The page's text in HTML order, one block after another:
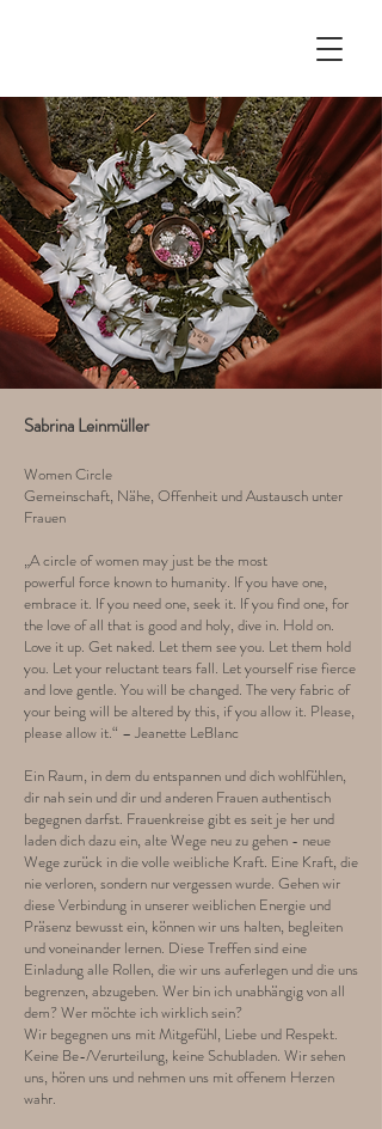
Sabrina Leinmüller
Women Circle
Gemeinschaft, Nähe, Offenheit und Austausch unter
Frauen
„A circle of women may just be the most
powerful force known to humanity. If you have one,
embrace it. If you need one, seek it. If you find one, for
the love of all that is good and holy, dive in. Hold on.
Love it up. Get naked. Let them see you. Let them hold
you. Let your reluctant tears fall. Let yourself rise fierce
and love gentle. You will be changed. The very fabric of
your being will be altered by this, if you allow it. Please,
please allow it.“ – Jeanette LeBlanc
Ein Raum, in dem du entspannen und dich wohlfühlen,
dir nah sein und dir und anderen Frauen authentisch
begegnen darfst. Frauenkreise gibt es seit je her und
laden dich dazu ein, alte Wege neu zu gehen - neue
Wege zurück in die volle weibliche Kraft. Eine Kraft, die
nie verloren, sondern nur vergessen wurde. Gehen wir
diese Verbindung in unserer weiblichen Energie und
Präsenz bewusst ein, können wir uns halten, begleiten
und voneinander lernen. Diese Treffen sind eine
Einladung alle Rollen, die wir uns auferlegen und die uns
begrenzen, abzugeben. Wer bin ich unabhängig von all
dem? Wer möchte ich wirklich sein?
Wir begegnen uns mit Mitgefühl, Liebe und Respekt.
Keine Be-/Verurteilung, keine Schubladen. Wir sehen
uns, hören uns und nehmen uns mit offenem Herzen
wahr.